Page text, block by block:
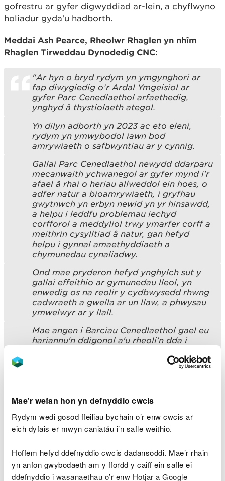
Mae'r wefan hon yn defnyddio cwcis
Rydym wedi gosod ffeiliau bychain o’r enw cwcis ar
eich dyfais er mwyn caniatáu i’n safle weithio.
Hoffem hefyd ddefnyddio cwcis dadansoddi. Mae’r rhain
yn anfon gwybodaeth am y ffordd y caiff ein safle ei
ddefnyddio i wasanaethau o’r enw Hotjar a Google
gofrestru ar gyfer digwyddiad ar-lein, a chyflwyno
holiadur gyda'u hadborth.
Meddai Ash Pearce, Rheolwr Rhaglen yn nhîm
Rhaglen Tirweddau Dynodedig CNC:
"Ar hyn o bryd rydym yn ymgynghori ar
fap diwygiedig o’r Ardal Ymgeisiol ar
gyfer Parc Cenedlaethol arfaethedig,
ynghyd â thystiolaeth ategol.
Yn dilyn adborth yn 2023 ac eto eleni,
rydym yn ymwybodol iawn bod
amrywiaeth o safbwyntiau ar y cynnig.
Gallai Parc Cenedlaethol newydd ddarparu
mecanwaith ychwanegol ar gyfer mynd i'r
afael â rhai o heriau allweddol ein hoes, o
adfer natur a bioamrywiaeth, i gryfhau
gwytnwch yn erbyn newid yn yr hinsawdd,
a helpu i leddfu problemau iechyd
corfforol a meddyliol trwy ymarfer corff a
meithrin cysylltiad â natur, gan hefyd
helpu i gynnal amaethyddiaeth a
chymunedau cynaliadwy.
Ond mae pryderon hefyd ynghylch sut y
gallai effeithio ar gymunedau lleol, yn
enwedig os na reolir y cydbwysedd rhwng
cadwraeth a gwella ar un llaw, a phwysau
ymwelwyr ar y llall.
Mae angen i Barciau Cenedlaethol gael eu
hariannu'n ddigonol a'u rheoli'n dda i
priodol yn hyn o beth yn rhagdybiaeth
sylfaenol yn asesiad CNC a byddwn yn
ceisio eglurhad pellach ar hyn cyn
Er mwyn gwireddu'r manteision ac osgoi
canlyniadau anfwriadol, mae angen i ni
gael yr ardal bosibl ar gyfer Parc
gennym ddarlun llawn o'r dystiolaeth a'r
safbwyntiau sy'n bodoli. Dyna pam rydym
yn ymgynghori eto ar y map diwygiedig
ac adroddiadau tystiolaeth newydd.